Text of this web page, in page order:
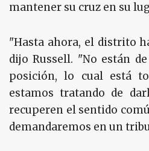
mantener su cruz en su
"Hasta ahora, el distrito
dijo Russell. "No están
posición, lo cual está
estamos tratando de
recuperen el sentido
demandaremos en un